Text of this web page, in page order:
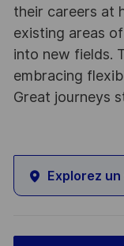
their careers at
existing areas
into new fields.
embracing
Great journeys
Explorez